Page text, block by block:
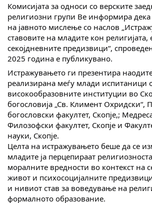
Комисијата за односи со верските
религиозни групи Ве информира
на јавното мислење со наслов
ставовите на младите кон религијата,
секојдневните предизвици“,
2025 година е публикувано.
Истражувањето ги презентира
реализирана меѓу млади испитаници
високообразовните институции во
богословија „Св. Климент Охридски“,
богословски факултет, Скопје,;
Филозофски факултет, Скопје и
науки, Скопје.
Целта на истражувањето беше да се
младите ја перцепираат
моралните вредности во контекст на
живот и психосоцијалните
и нивиот став за воведување на
формалното образование.